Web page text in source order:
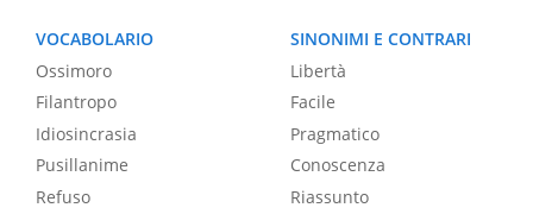
VOCABOLARIO
Ossimoro
Filantropo
Idiosincrasia
Pusillanime
Refuso
SINONIMI E CONTRARI
Libertà
Facile
Pragmatico
Conoscenza
Riassunto